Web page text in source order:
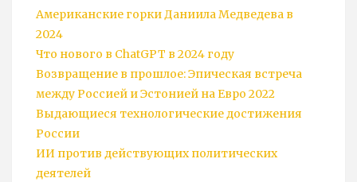
Американские горки Даниила Медведева в
2024
Что нового в ChatGPT в 2024 году
Возвращение в прошлое: Эпическая встреча
между Россией и Эстонией на Евро 2022
Выдающиеся технологические достижения
России
ИИ против действующих политических
деятелей